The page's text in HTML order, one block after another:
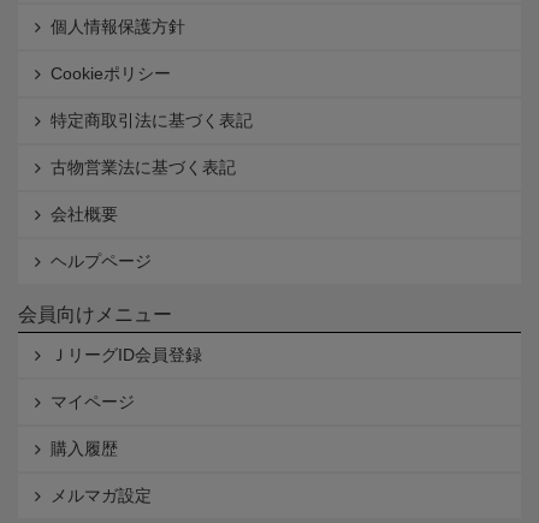
個人情報保護方針
Cookieポリシー
特定商取引法に基づく表記
古物営業法に基づく表記
会社概要
ヘルプページ
会員向けメニュー
ＪリーグID会員登録
マイページ
購入履歴
メルマガ設定